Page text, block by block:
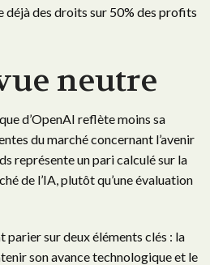
déjà des droits sur 50% des profits
neutre
d’OpenAI reflète moins sa
du marché concernant l’avenir
représente un pari calculé sur la
de l’IA, plutôt qu’une évaluation
parier sur deux éléments clés : la
son avance technologique et le